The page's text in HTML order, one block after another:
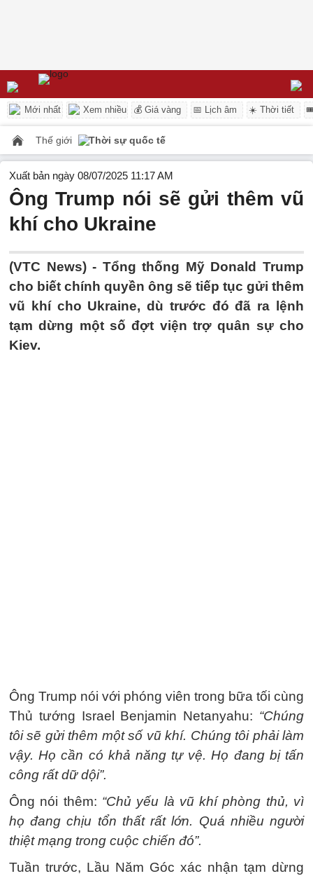
Mới nhất Xem nhiều 💰 Giá vàng 📅 Lịch âm ☀️ Thời tiết
Thế giới Thời sự quốc tế
Xuất bản ngày 08/07/2025 11:17 AM
Ông Trump nói sẽ gửi thêm vũ
khí cho Ukraine
(VTC News) - Tổng thống Mỹ Donald Trump
cho biết chính quyền ông sẽ tiếp tục gửi thêm
vũ khí cho Ukraine, dù trước đó đã ra lệnh
tạm dừng một số đợt viện trợ quân sự cho
Kiev.
Ông Trump nói với phóng viên trong bữa tối cùng
Thủ tướng Israel Benjamin Netanyahu: “Chúng
tôi sẽ gửi thêm một số vũ khí. Chúng tôi phải làm
vậy. Họ cần có khả năng tự vệ. Họ đang bị tấn
công rất dữ dội”.
Ông nói thêm: “Chủ yếu là vũ khí phòng thủ, vì
họ đang chịu tổn thất rất lớn. Quá nhiều người
thiệt mạng trong cuộc chiến đó”.
Tuần trước, Lầu Năm Góc xác nhận tạm dừng